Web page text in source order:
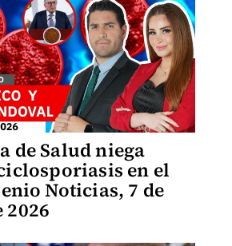
de Salud niega
en el
Noticias, 7 de
2026